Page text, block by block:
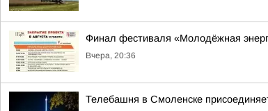
Финал фестиваля «Молодёжная
Вчера, 20:36
Телебашня в Смоленске